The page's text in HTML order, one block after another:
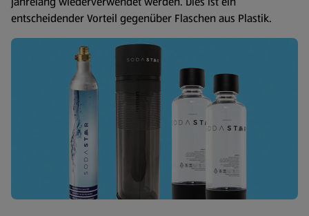
entscheidender Vorteil gegenüber Flaschen aus Plastik.